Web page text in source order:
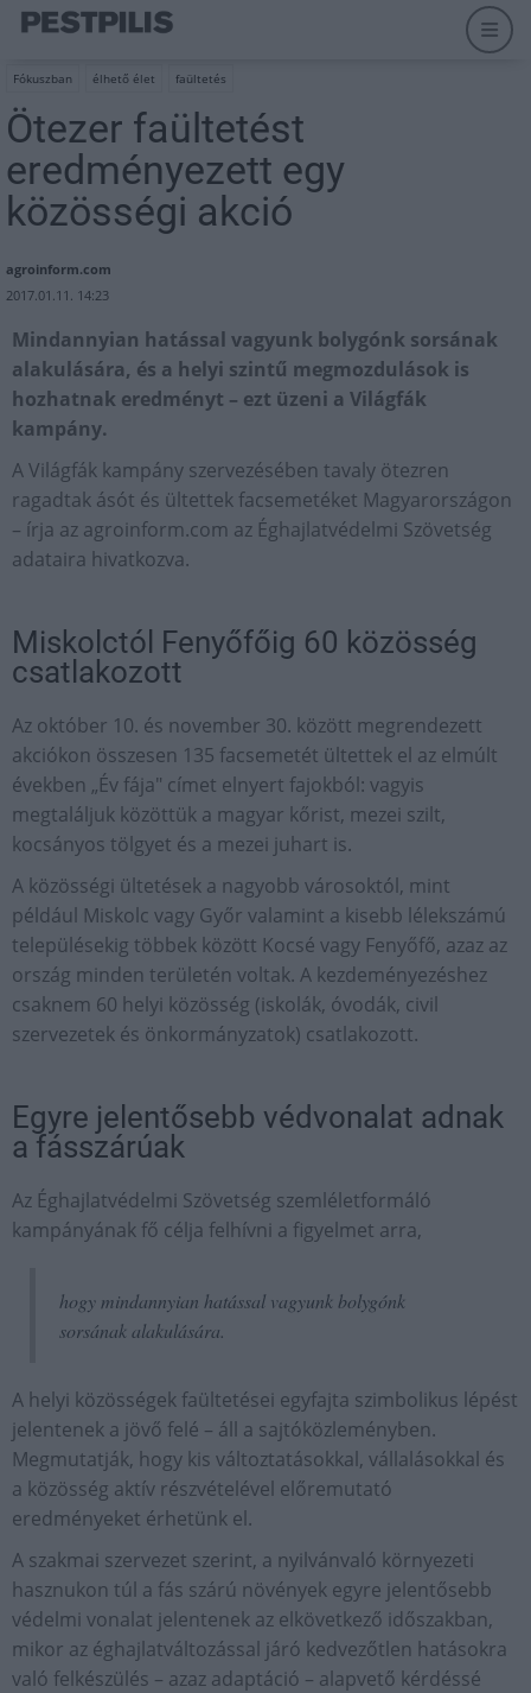
Fókuszban élhető élet faültetés
Ötezer faültetést
eredményezett egy
közösségi akció
agroinform.com
2017.01.11. 14:23
Mindannyian hatással vagyunk bolygónk sorsának
alakulására, és a helyi szintű megmozdulások is
hozhatnak eredményt – ezt üzeni a Világfák
kampány.
A Világfák kampány szervezésében tavaly ötezren
ragadtak ásót és ültettek facsemetéket Magyarországon
– írja az agroinform.com az Éghajlatvédelmi Szövetség
adataira hivatkozva.
Miskolctól Fenyőfőig 60 közösség
csatlakozott
Az október 10. és november 30. között megrendezett
akciókon összesen 135 facsemetét ültettek el az elmúlt
években „Év fája" címet elnyert fajokból: vagyis
megtaláljuk közöttük a magyar kőrist, mezei szilt,
kocsányos tölgyet és a mezei juhart is.
A közösségi ültetések a nagyobb városoktól, mint
például Miskolc vagy Győr valamint a kisebb lélekszámú
településekig többek között Kocsé vagy Fenyőfő, azaz az
ország minden területén voltak. A kezdeményezéshez
csaknem 60 helyi közösség (iskolák, óvodák, civil
szervezetek és önkormányzatok) csatlakozott.
Egyre jelentősebb védvonalat adnak
a fásszárúak
Az Éghajlatvédelmi Szövetség szemléletformáló
kampányának fő célja felhívni a figyelmet arra,
hogy mindannyian hatással vagyunk bolygónk
sorsának alakulására.
A helyi közösségek faültetései egyfajta szimbolikus lépést
jelentenek a jövő felé – áll a sajtóközleményben.
Megmutatják, hogy kis változtatásokkal, vállalásokkal és
a közösség aktív részvételével előremutató
eredményeket érhetünk el.
A szakmai szervezet szerint, a nyilvánvaló környezeti
hasznukon túl a fás szárú növények egyre jelentősebb
védelmi vonalat jelentenek az elkövetkező időszakban,
mikor az éghajlatváltozással járó kedvezőtlen hatásokra
való felkészülés – azaz adaptáció – alapvető kérdéssé